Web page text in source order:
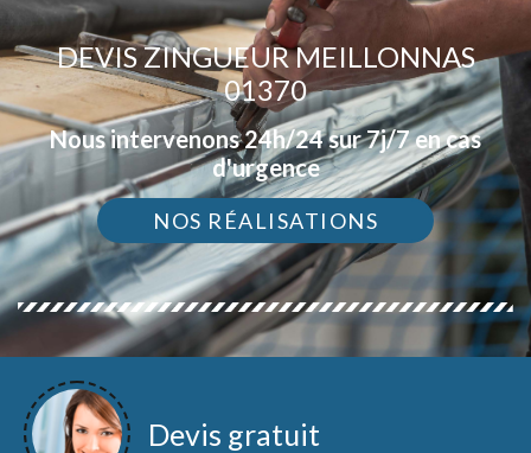
DEVIS ZINGUEUR MEILLONNAS
01370
Nous intervenons 24h/24 sur 7j/7 en cas
d'urgence
NOS RÉALISATIONS
Devis gratuit